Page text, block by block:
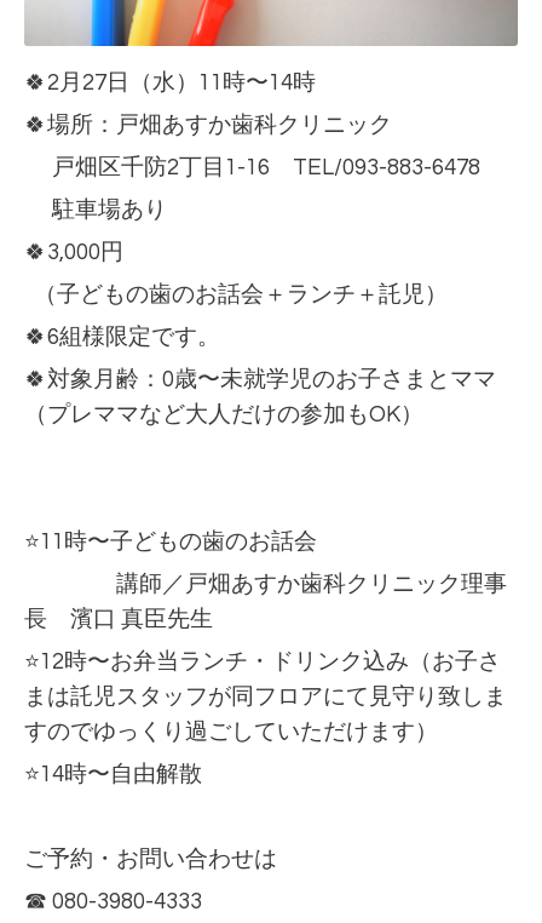
🍀2月27日（水）11時〜14時
🍀場所： 戸畑あすか歯科クリニック
戸畑区千防2丁目1-16 TEL/093-883-6478
駐車場あり
🍀3,000円
（子どもの歯のお話会＋ランチ＋託児）
🍀6組様限定です。
🍀対象月齢：0歳〜未就学児のお子さまとママ
（プレママなど大人だけの参加もOK）
⭐️11時〜子どもの歯のお話会
講師／戸畑あすか歯科クリニック理事
長 濱口 真臣先生
⭐️12時〜お弁当ランチ・ドリンク込み（お子さ
まは託児スタッフが同フロアにて見守り致しま
すのでゆっくり過ごしていただけます）
⭐️14時〜自由解散
ご予約・お問い合わせは
☎︎ 080-3980-4333